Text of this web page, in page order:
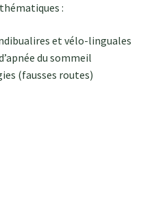
:
et vélo-linguales
du sommeil
(fausses routes)